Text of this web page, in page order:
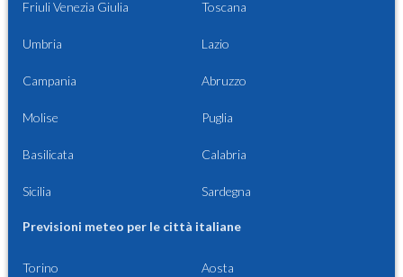
Friuli Venezia Giulia Toscana
Umbria Lazio
Campania Abruzzo
Molise Puglia
Basilicata Calabria
Sicilia Sardegna
Previsioni meteo per le città italiane
Torino Aosta